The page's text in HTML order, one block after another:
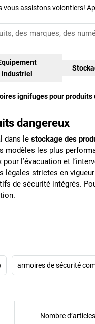
vous assistons volontiers!
industriel
ignifuges pour produits
dangereux
dans le stockage des
modèles les plus
l’évacuation et
légales strictes en
de sécurité intégrés.
armoires de sécurité
Nombre